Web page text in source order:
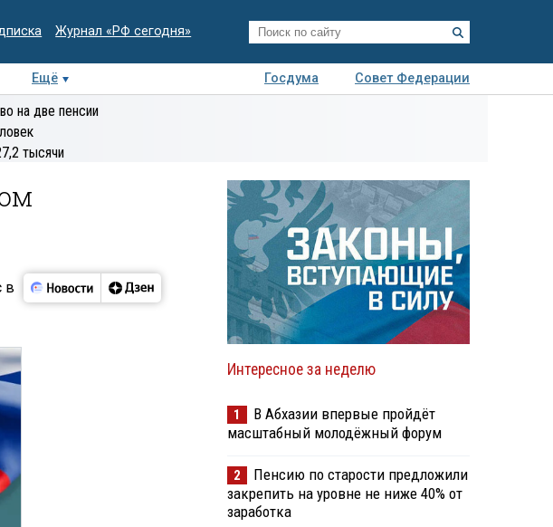
Журнал «РФ сегодня»
Ещё Госдума
Совет Федерации
Деловая
на две пенсии
тысячи
в
Интересное за неделю
1
В Абхазии впервые пройдёт
масштабный молодёжный форум
2
Пенсию по старости предложили
закрепить на уровне не ниже 40% от
заработка